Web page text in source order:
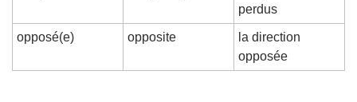
perdus
opposé(e) opposite
la direction
opposée